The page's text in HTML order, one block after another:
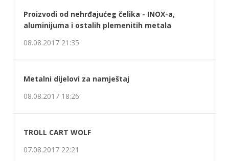
Put Famosa 38, Ilidža-Hrasnica, BiH
EMAIL
info@strojal.ba